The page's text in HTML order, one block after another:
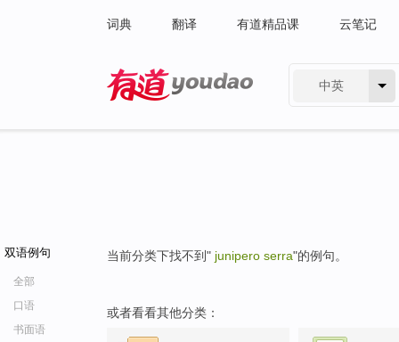
词典 翻译 有道精品课 云笔记
中英
双语例句
全部
口语
书面语
当前分类下找不到" junipero serra"的例句。
或者看看其他分类：